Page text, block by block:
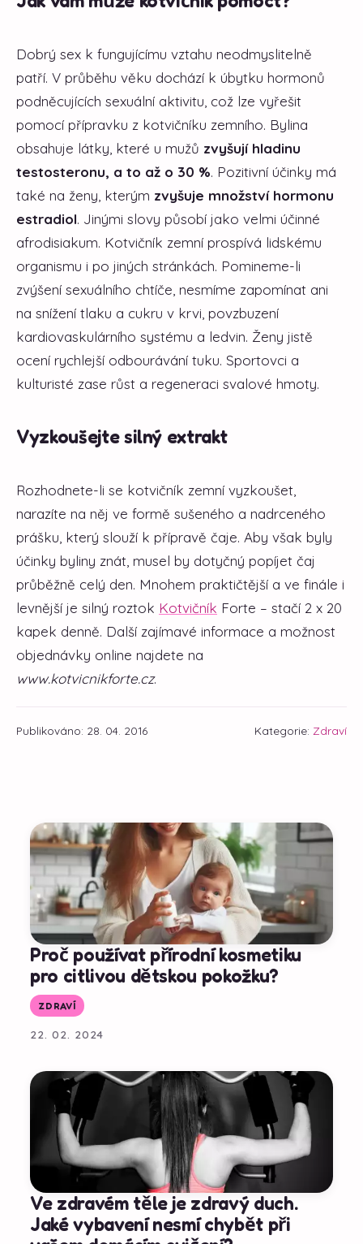
Dobrý sex k fungujícímu vztahu neodmyslitelně
patří. V průběhu věku dochází k úbytku hormonů
podněcujících sexuální aktivitu, což lze vyřešit
pomocí přípravku z kotvičníku zemního. Bylina
obsahuje látky, které u mužů zvyšují hladinu
testosteronu, a to až o 30 %. Pozitivní účinky má
také na ženy, kterým zvyšuje množství hormonu
estradiol. Jinými slovy působí jako velmi účinné
afrodisiakum. Kotvičník zemní prospívá lidskému
organismu i po jiných stránkách. Pomineme-li
zvýšení sexuálního chtíče, nesmíme zapomínat ani
na snížení tlaku a cukru v krvi, povzbuzení
kardiovaskulárního systému a ledvin. Ženy jistě
ocení rychlejší odbourávání tuku. Sportovci a
kulturisté zase růst a regeneraci svalové hmoty.
Vyzkoušejte silný extrakt
Rozhodnete-li se kotvičník zemní vyzkoušet,
narazíte na něj ve formě sušeného a nadrceného
prášku, který slouží k přípravě čaje. Aby však byly
účinky byliny znát, musel by dotyčný popíjet čaj
průběžně celý den. Mnohem praktičtější a ve finále i
levnější je silný roztok Kotvičník Forte – stačí 2 x 20
kapek denně. Další zajímavé informace a možnost
objednávky online najdete na
www.kotvicnikforte.cz.
Publikováno: 28. 04. 2016 Kategorie: Zdraví
Proč používat přírodní kosmetiku
pro citlivou dětskou pokožku?
ZDRAVÍ
22. 02. 2024
Ve zdravém těle je zdravý duch.
Jaké vybavení nesmí chybět při